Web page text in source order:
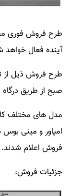
طرح فروش فوری
آینده فعال خواهد
صبح از طریق
مدل های مختلف
امپاور و مینی
فروش اعلام شدند.
جزئیات فروش: